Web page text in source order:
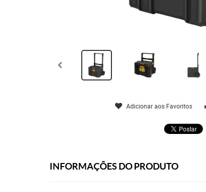
Adicionar aos Favoritos
INFORMAÇÕES DO PRODUTO